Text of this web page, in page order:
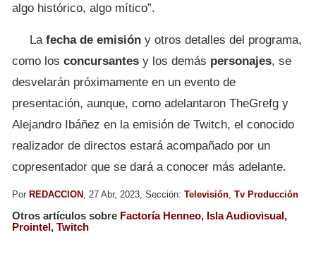
algo histórico, algo mítico”.
Lafecha de emisión y otros detalles del programa,
como los concursantes y los demás personajes, se
desvelarán próximamente en un evento de
presentación, aunque, como adelantaron TheGrefg y
Alejandro Ibáñez en la emisión de Twitch, el conocido
realizador de directos estará acompañado por un
copresentador que se dará a conocer más adelante.
Por REDACCION , 27 Abr, 2023, Sección: Televisión, Tv Producción
Otros artículos sobre Factoría Henneo, Isla Audiovisual,
Prointel, Twitch